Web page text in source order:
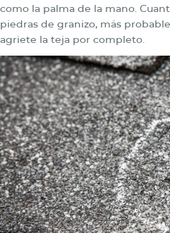
como la palma de la mano.
piedras de granizo, más
agriete la teja por completo.